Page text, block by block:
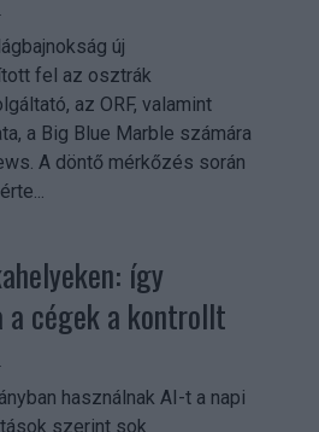
új
fel az osztrák
az ORF, valamint
a Big Blue Marble számára
A döntő mérkőzés során
így
a cégek a kontrollt
használnak AI-t a napi
szerint sok